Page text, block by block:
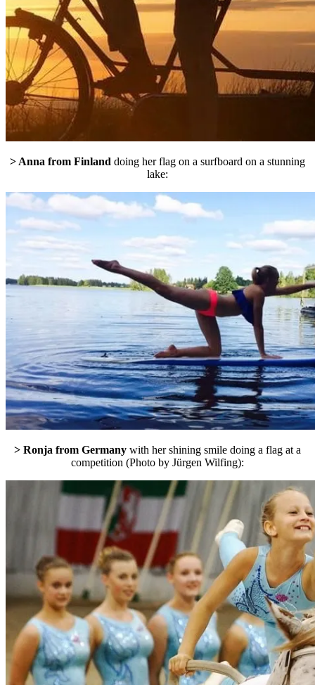
> Anna from Finland doing her flag on a surfboard on a stunning
lake:
> Ronja from Germany with her shining smile doing a flag at a
competition (Photo by Jürgen Wilfing):